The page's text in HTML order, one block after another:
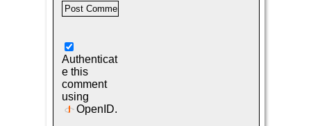
Authenticat
e this
comment
using
OpenID.